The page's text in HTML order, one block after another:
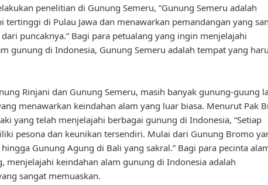
penelitian di Gunung Semeru, “Gunung Semeru adalah
tertinggi di Pulau Jawa dan menawarkan pemandangan yang
puncaknya.” Bagi para petualang yang ingin menjelajahi
gunung di Indonesia, Gunung Semeru adalah tempat yang
Rinjani dan Gunung Semeru, masih banyak gunung-guung
menawarkan keindahan alam yang luar biasa. Menurut Pak
yang telah menjelajahi berbagai gunung di Indonesia, “Setiap
pesona dan keunikan tersendiri. Mulai dari Gunung Bromo
Gunung Agung di Bali yang sakral.” Bagi para pecinta
menjelajahi keindahan alam gunung di Indonesia adalah
sangat memuaskan.